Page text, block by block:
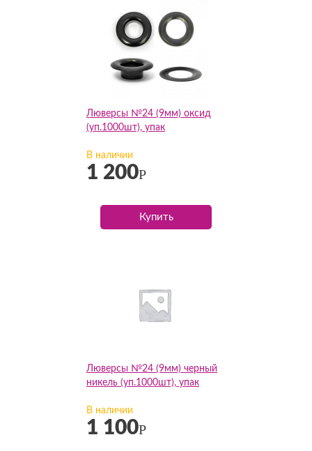
Люверсы №24 (9мм) оксид
(уп.1000шт), упак
В наличии
1 200Р
Купить
Люверсы №24 (9мм) черный
никель (уп.1000шт), упак
В наличии
1 100Р